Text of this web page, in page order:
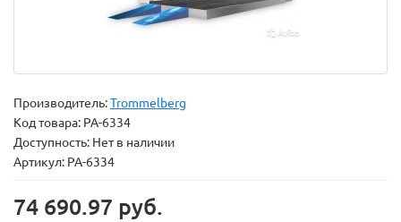
Производитель:Trommelberg
Код товара: PA-6334
Доступность: Нет в наличии
Артикул: PA-6334
74 690.97 руб.